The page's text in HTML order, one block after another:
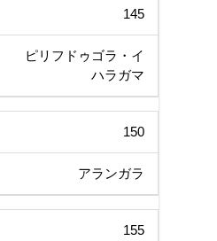
145
ピリフドゥゴラ・イ
ハラガマ
150
アランガラ
155